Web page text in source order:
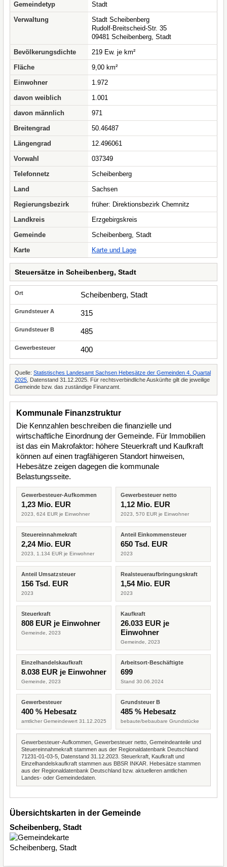
Gemeindetyp
Stadt
Verwaltung
Stadt Scheibenberg
Rudolf-Breitscheid-Str. 35
09481 Scheibenberg, Stadt
Bevölkerungsdichte
219 Ew. je km²
Fläche
9,00 km²
Einwohner
1.972
davon weiblich
1.001
davon männlich
971
Breitengrad
50.46487
Längengrad
12.496061
Vorwahl
037349
Telefonnetz
Scheibenberg
Land
Sachsen
Regierungsbezirk
früher: Direktionsbezirk Chemnitz
Landkreis
Erzgebirgskreis
Gemeinde
Scheibenberg, Stadt
Karte
Karte und Lage
Steuersätze in Scheibenberg, Stadt
Scheibenberg, Stadt
315
485
400
Quelle: Statistisches Landesamt Sachsen Hebesätze der Gemeinden 4. Quartal
2025 , Datenstand 31.12.2025. Für rechtsverbindliche Auskünfte gilt die jeweilige
Gemeinde bzw. das zuständige Finanzamt.
Kommunale Finanzstruktur
Die Kennzahlen beschreiben die finanzielle und
wirtschaftliche Einordnung der Gemeinde. Für Immobilien
ist das ein Makrofaktor: höhere Steuerkraft und Kaufkraft
können auf einen tragfähigeren Standort hinweisen,
Hebesätze zeigen dagegen die kommunale
Belastungsseite.
Gewerbesteuer-Aufkommen
1,23 Mio. EUR
2023, 624 EUR je Einwohner
Gewerbesteuer netto
1,12 Mio. EUR
2023, 570 EUR je Einwohner
Steuereinnahmekraft
2,24 Mio. EUR
2023, 1.134 EUR je Einwohner
Anteil Einkommensteuer
650 Tsd. EUR
2023
Anteil Umsatzsteuer
156 Tsd. EUR
2023
Realsteueraufbringungskraft
1,54 Mio. EUR
2023
Steuerkraft
808 EUR je Einwohner
Gemeinde, 2023
Kaufkraft
26.033 EUR je
Einwohner
Gemeinde, 2023
Einzelhandelskaufkraft
8.038 EUR je Einwohner
Gemeinde, 2023
Arbeitsort-Beschäftigte
699
Stand 30.06.2024
Gewerbesteuer
400 % Hebesatz
amtlicher Gemeindewert 31.12.2025
Grundsteuer B
485 % Hebesatz
bebaute/bebaubare Grundstücke
Gewerbesteuer-Aufkommen, Gewerbesteuer netto, Gemeindeanteile und
Steuereinnahmekraft stammen aus der Regionaldatenbank Deutschland
71231-01-03-5, Datenstand 31.12.2023. Steuerkraft, Kaufkraft und
Einzelhandelskaufkraft stammen aus BBSR INKAR. Hebesätze stammen
aus der Regionaldatenbank Deutschland bzw. aktuelleren amtlichen
Landes- oder Gemeindedaten.
Übersichtskarten in der Gemeinde
Scheibenberg, Stadt